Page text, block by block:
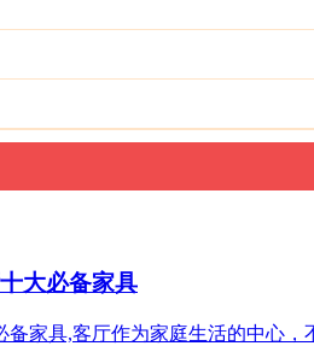
大必备家具
家具,客厅作为家庭生活的中心